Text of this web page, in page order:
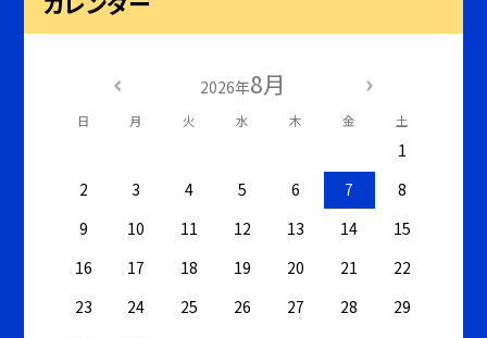
2026年8月
日 月 火 水 木 金 土
1
2
3 4 5 6 7
8
9
10 11 12 13 14
15
16
17 18 19 20 21
22
23
24 25 26 27 28
29